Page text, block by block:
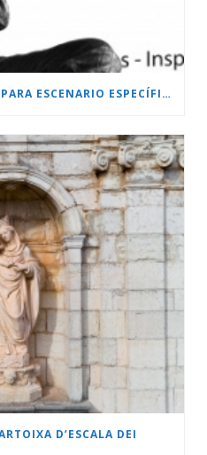
FLYEQUANT HABILITADA PARA ESCENARIO ESPECÍFICO.
D’ESCALA DEI